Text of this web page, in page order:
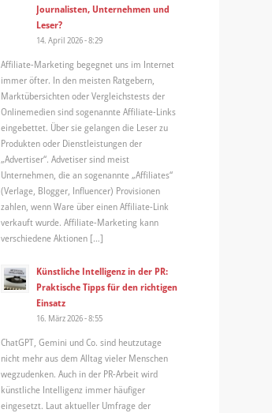
Journalisten, Unternehmen und
Leser?
14. April 2026 - 8:29
Affiliate-Marketing begegnet uns im Internet
immer öfter. In den meisten Ratgebern,
Marktübersichten oder Vergleichstests der
Onlinemedien sind sogenannte Affiliate-Links
eingebettet. Über sie gelangen die Leser zu
Produkten oder Dienstleistungen der
„Advertiser“. Advetiser sind meist
Unternehmen, die an sogenannte „Affiliates“
(Verlage, Blogger, Influencer) Provisionen
zahlen, wenn Ware über einen Affiliate-Link
verkauft wurde. Affiliate-Marketing kann
verschiedene Aktionen […]
Künstliche Intelligenz in der PR:
Praktische Tipps für den richtigen
Einsatz
16. März 2026 - 8:55
ChatGPT, Gemini und Co. sind heutzutage
nicht mehr aus dem Alltag vieler Menschen
wegzudenken. Auch in der PR-Arbeit wird
künstliche Intelligenz immer häufiger
eingesetzt. Laut aktueller Umfrage der